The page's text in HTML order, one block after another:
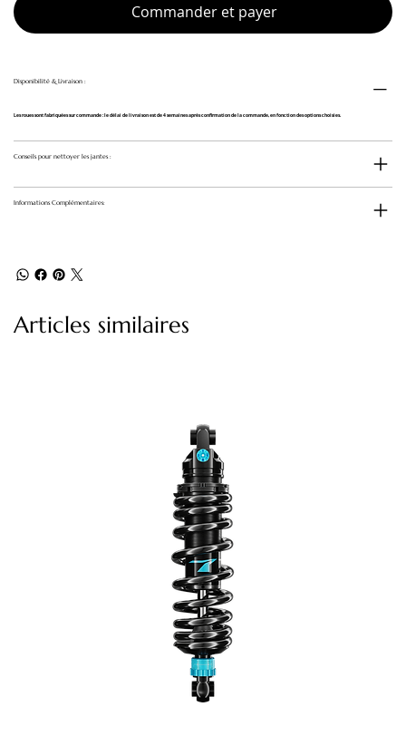
Commander et payer
Disponibilité & Livraison :
Les roues sont fabriquées sur commande : le délai de livraison est de 4 semaines après confirmation de la commande, en fonction des options choisies.
Conseils pour nettoyer les jantes :
Informations Complémentaires:
Articles similaires